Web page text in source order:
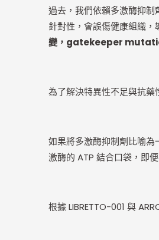
過去，我們依賴多激酶抑
針對性，會誤傷健康組織
變，gatekeeper
為了解決特異性不足與抗
如果將多激酶抑制劑比喻
激酶的 ATP 結合口袋，即
根據 LIBRETTO-001 與